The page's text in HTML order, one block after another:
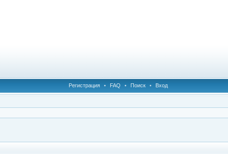
Регистрация • FAQ • Поиск • Вход